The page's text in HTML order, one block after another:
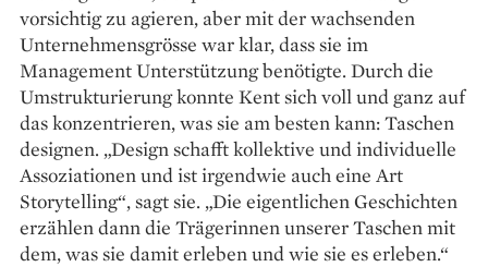
vorsichtig zu agieren, aber mit der wachsenden
Unternehmensgrösse war klar, dass sie im
Management Unterstützung benötigte. Durch die
Umstrukturierung konnte Kent sich voll und ganz auf
das konzentrieren, was sie am besten kann: Taschen
designen. „Design schafft kollektive und individuelle
Assoziationen und ist irgendwie auch eine Art
Storytelling“, sagt sie. „Die eigentlichen Geschichten
erzählen dann die Trägerinnen unserer Taschen mit
dem, was sie damit erleben und wie sie es erleben.“